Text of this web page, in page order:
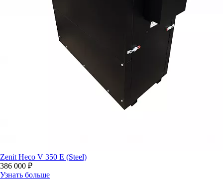
Zenit Heco V 350 E (Steel)
386 000 ₽
Узнать больше